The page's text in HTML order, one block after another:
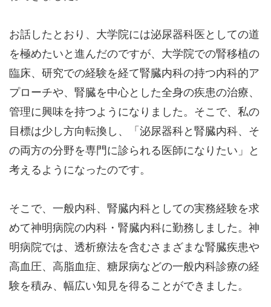
お話したとおり、大学院には泌尿器科医としての道
を極めたいと進んだのですが、大学院での腎移植の
臨床、研究での経験を経て腎臓内科の持つ内科的ア
プローチや、腎臓を中心とした全身の疾患の治療、
管理に興味を持つようになりました。そこで、私の
目標は少し方向転換し、「泌尿器科と腎臓内科、そ
の両方の分野を専門に診られる医師になりたい」と
考えるようになったのです。
そこで、一般内科、腎臓内科としての実務経験を求
めて神明病院の内科・腎臓内科に勤務しました。神
明病院では、透析療法を含むさまざまな腎臓疾患や
高血圧、高脂血症、糖尿病などの一般内科診療の経
験を積み、幅広い知見を得ることができました。